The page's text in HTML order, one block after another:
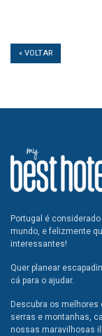
« VOLTAR
Portugal é
mundo, e felizmente
interessantes!
Quer planear
cá para o ajudar.
Descubra os melhores
serras e montanhas,
nossas maravilhosas